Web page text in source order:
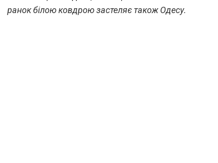
ранок білою ковдрою застеляє також Одесу.